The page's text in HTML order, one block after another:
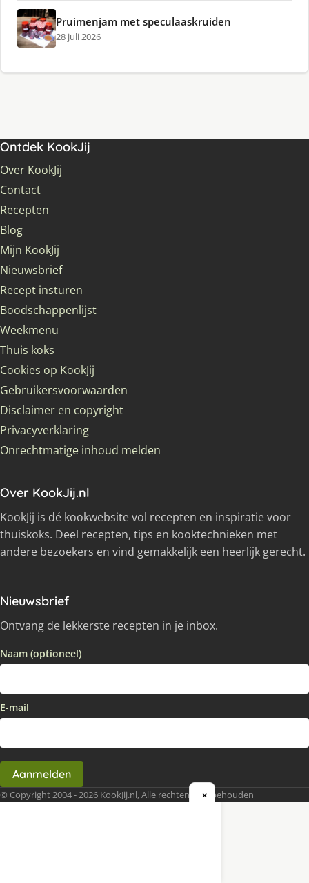
Pruimenjam met speculaaskruiden
28 juli 2026
Ontdek KookJij
Over KookJij
Contact
Recepten
Blog
Mijn KookJij
Nieuwsbrief
Recept insturen
Boodschappenlijst
Weekmenu
Thuis koks
Cookies op KookJij
Gebruikersvoorwaarden
Disclaimer en copyright
Privacyverklaring
Onrechtmatige inhoud melden
Over KookJij.nl
KookJij is dé kookwebsite vol recepten en inspiratie voor
thuiskoks. Deel recepten, tips en kooktechnieken met
andere bezoekers en vind gemakkelijk een heerlijk gerecht.
Nieuwsbrief
Ontvang de lekkerste recepten in je inbox.
Naam (optioneel)
E-mail
Aanmelden
© Copyright 2004 - 2026 KookJij.nl, Alle rechten voorbehouden
×